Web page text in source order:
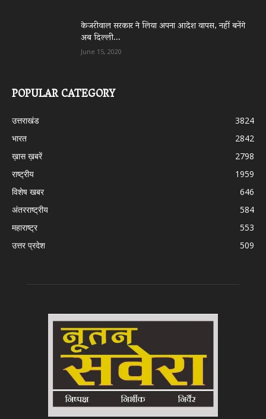
केजरीवाल सरकार ने लिया अपना आदेश वापस, नहीं बनेंगे
अब दिल्ली...
June 15, 2020
POPULAR CATEGORY
उत्तराखंड
3824
भारत
2842
ख़ास ख़बरें
2798
राष्ट्रीय
1959
विशेष खबर
646
अंतरराष्ट्रीय
584
महाराष्ट्र
553
उत्तर प्रदेश
509